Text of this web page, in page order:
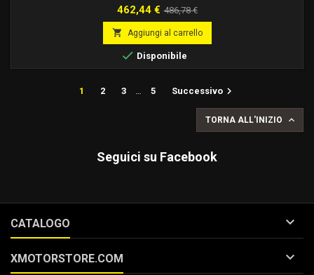
2020). Specifico per uso Pista/Racing. Colore: Nero Compatibilità
Manopola: 125 mm Corsa Max: 65° Estremità Tubo gas: Aperta
Finitura: Anodizzato Fissaggio a Manubrio: Due viti M5 Materiale:
Alluminio Peso: 198 gr
Prezzo
462,44 € Prezzo
base
486,78 €
 Aggiungi al carrello
 Disponibile
1 2 3 5 Successivo
TORNA ALL'INIZIO 
Seguici su Facebook
CATALOGO 
XMOTORSTORE.COM 